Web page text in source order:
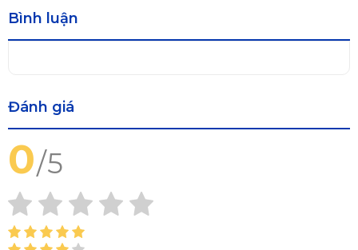
Bình luận
Đánh giá
0/5